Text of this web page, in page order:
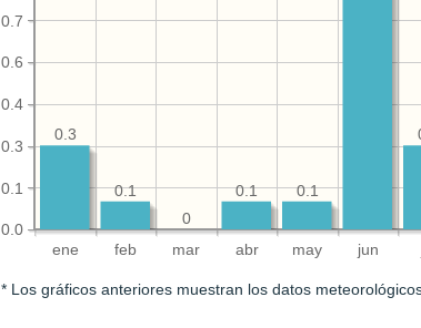
ene feb mar abr may jun
0.0
0.1
0.3
0.4
0.6
0.7
0.1
0.1
0
0.1
0.3
* Los gráficos anteriores muestran los datos